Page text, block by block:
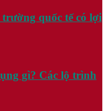
quốc tế có lợi
gì? Các lộ trình